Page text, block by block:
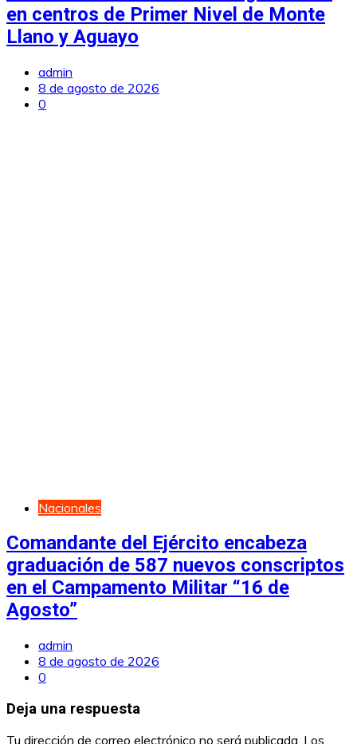
en centros de Primer Nivel de Monte
Llano y Aguayo
admin
8 de agosto de 2026
0
Nacionales
Comandante del Ejército encabeza
graduación de 587 nuevos conscriptos
en el Campamento Militar “16 de
Agosto”
admin
8 de agosto de 2026
0
Deja una respuesta
Tu dirección de correo electrónico no será publicada. Los